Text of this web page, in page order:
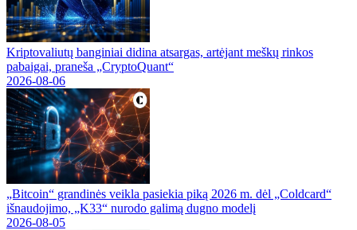
Kriptovaliutų banginiai didina atsargas, artėjant meškų rinkos
pabaigai, praneša „CryptoQuant“
2026-08-06
„Bitcoin“ grandinės veikla pasiekia piką 2026 m. dėl „Coldcard“
išnaudojimo, „K33“ nurodo galimą dugno modelį
2026-08-05